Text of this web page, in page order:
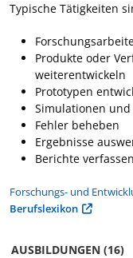
Typische Tätigkeiten
Produkte oder
weiterentwickeln
Prototypen
Simulationen
Fehler beheben
Ergebnisse
Berichte verfassen
Forschungs- und
Berufslexikon
AUSBILDUNGEN (16)